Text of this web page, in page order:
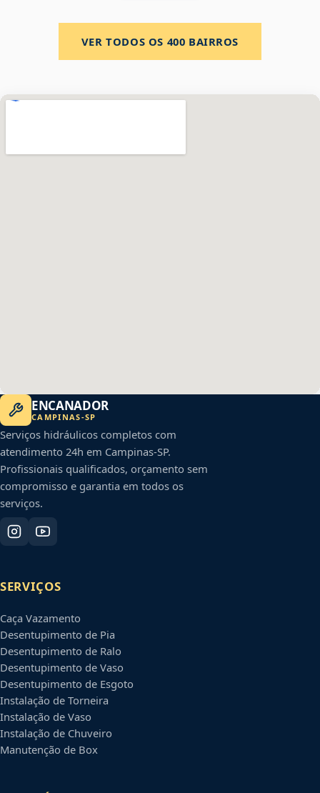
VER TODOS OS 400 BAIRROS
ENCANADOR
CAMPINAS-SP
Serviços hidráulicos completos com
atendimento 24h em Campinas-SP.
Profissionais qualificados, orçamento sem
compromisso e garantia em todos os
serviços.
SERVIÇOS
Caça Vazamento
Desentupimento de Pia
Desentupimento de Ralo
Desentupimento de Vaso
Desentupimento de Esgoto
Instalação de Torneira
Instalação de Vaso
Instalação de Chuveiro
Manutenção de Box